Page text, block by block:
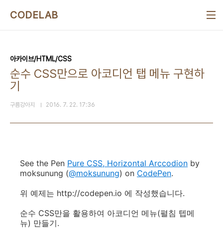
CODELAB
아카이브/HTML/CSS
순수 CSS만으로 아코디언 탭 메뉴 구현하
기
구름강아지 2016. 7. 22. 17:36
See the Pen Pure CSS, Horizontal Arccodion by
moksunung (@moksunung) on CodePen.
위 예제는 http://codepen.io 에 작성했습니다.
순수 CSS만을 활용하여 아코디언 메뉴(펼침 텝메
뉴) 만들기.